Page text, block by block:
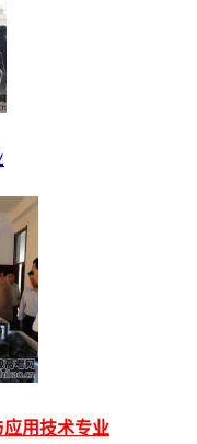
用技术专业